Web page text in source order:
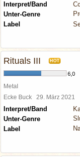
Interpret/Band
Unter-Genre
Label
Rituals III HOT
6,0
Metal
Ecke Buck 29. März 2021
Interpret/Band
Unter-Genre
Label